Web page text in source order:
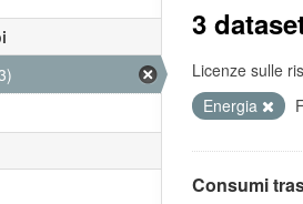
3
Licenze sulle
Energia
Consumi